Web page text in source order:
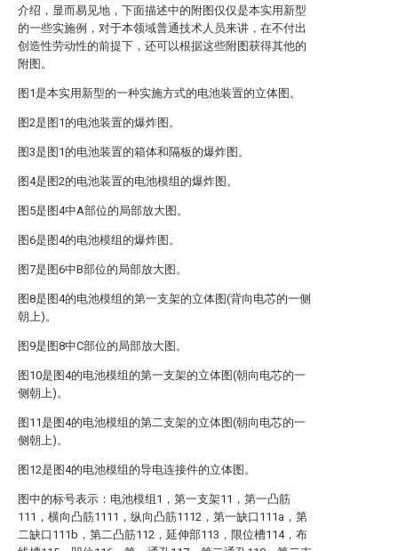
介绍，显而易见地，下面描述中的附图仅仅是本实用新型
的一些实施例，对于本领域普通技术人员来讲，在不付出
创造性劳动性的前提下，还可以根据这些附图获得其他的
附图。
图1是本实用新型的一种实施方式的电池装置的立体图。
图2是图1的电池装置的爆炸图。
图3是图1的电池装置的箱体和隔板的爆炸图。
图4是图2的电池装置的电池模组的爆炸图。
图5是图4中A部位的局部放大图。
图6是图4的电池模组的爆炸图。
图7是图6中B部位的局部放大图。
图8是图4的电池模组的第一支架的立体图(背向电芯的一侧
朝上)。
图9是图8中C部位的局部放大图。
图10是图4的电池模组的第一支架的立体图(朝向电芯的一
侧朝上)。
图11是图4的电池模组的第二支架的立体图(朝向电芯的一
侧朝上)。
图12是图4的电池模组的导电连接件的立体图。
图中的标号表示：电池模组1，第一支架11，第一凸筋
111，横向凸筋1111，纵向凸筋1112，第一缺口111a，第
二缺口111b，第二凸筋112，延伸部113，限位槽114，布